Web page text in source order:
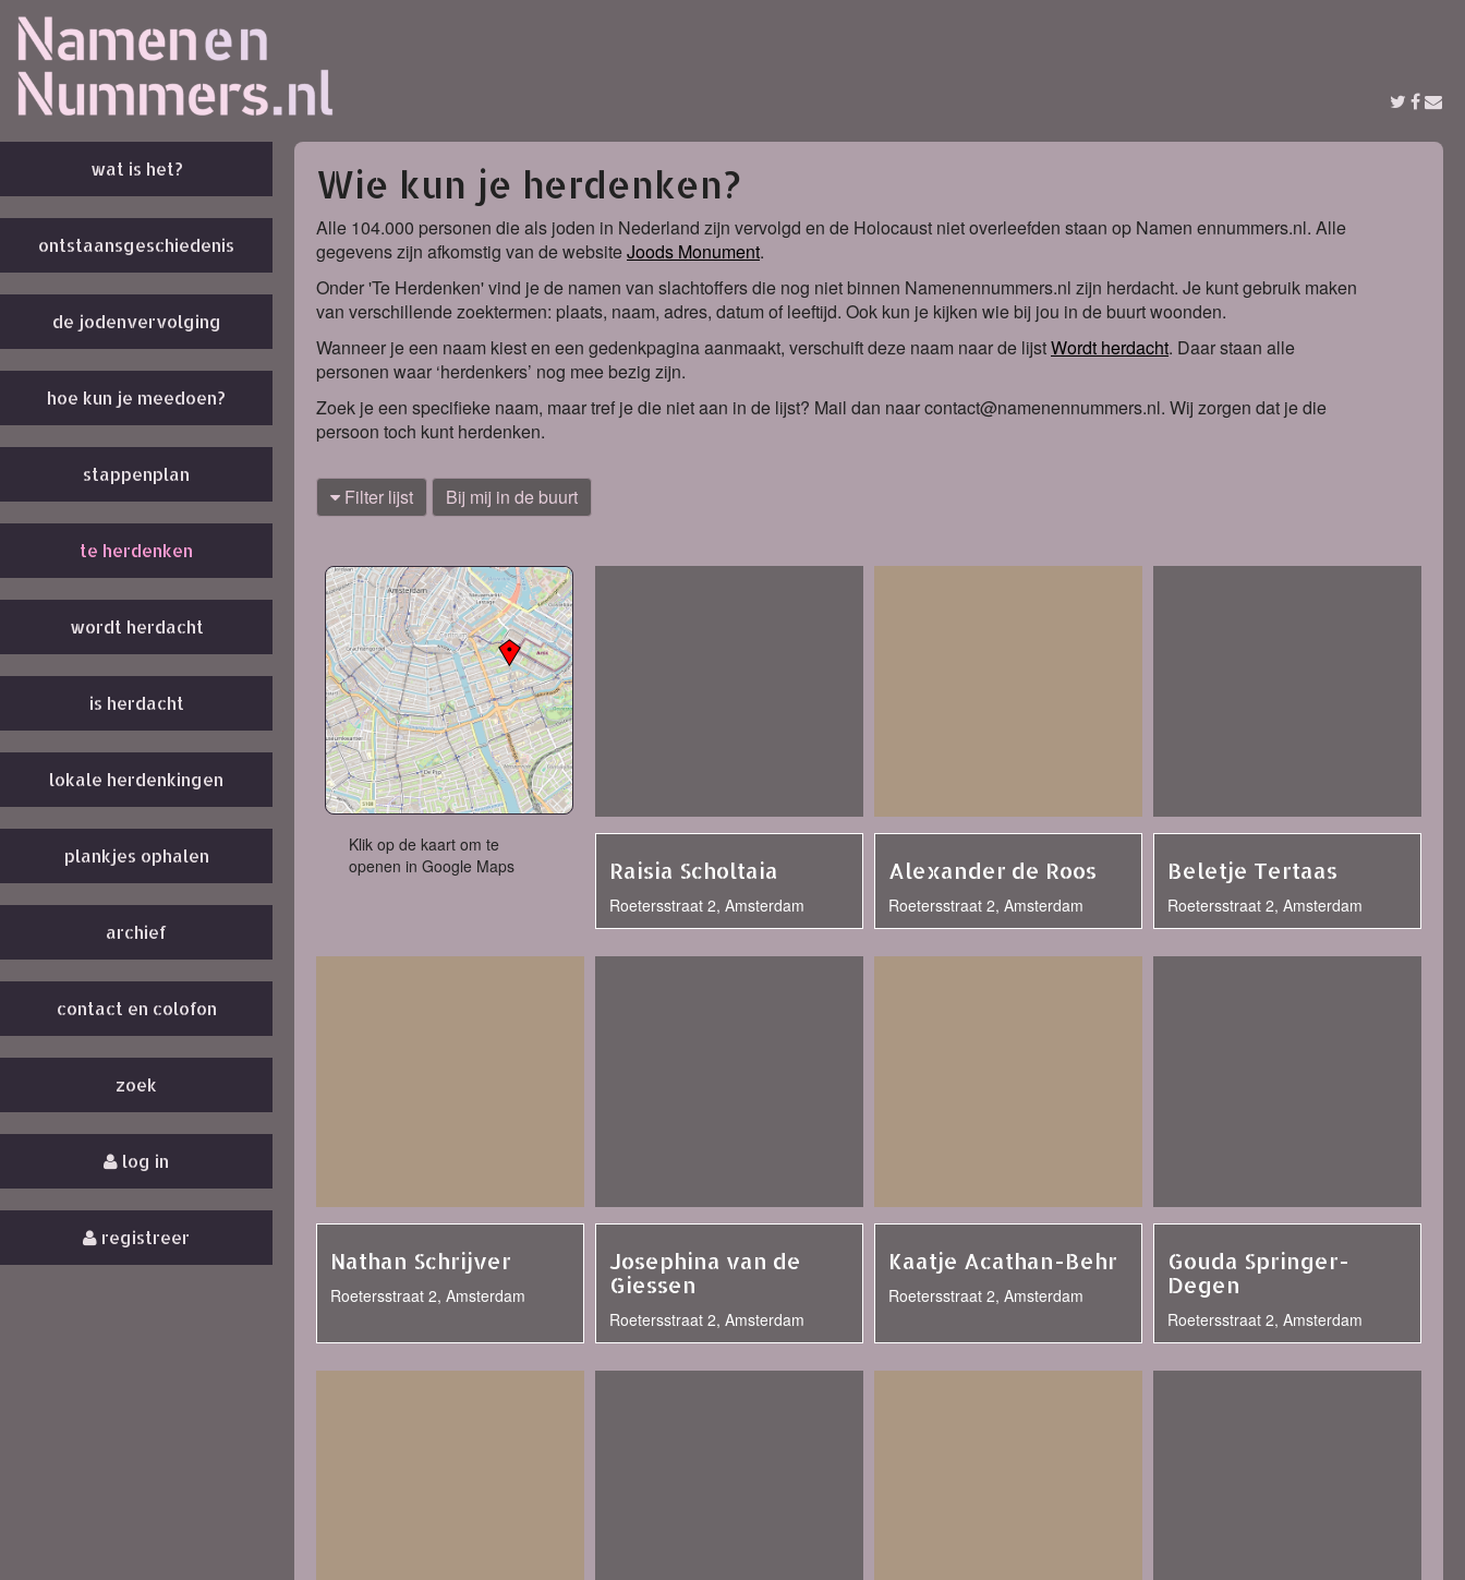
wat is het?
ontstaansgeschiedenis
de jodenvervolging
hoe kun je meedoen?
stappenplan
te herdenken
wordt herdacht
is herdacht
lokale herdenkingen
plankjes ophalen
archief
contact en colofon
zoek
log in
registreer
Wie kun je herdenken?
Alle 104.000 personen die als joden in Nederland zijn vervolgd en de Holocaust niet overleefden staan op Namen ennummers.nl. Alle
gegevens zijn afkomstig van de websiteJoods Monument.
Onder 'Te Herdenken' vind je de namen van slachtoffers die nog niet binnen Namenennummers.nl zijn herdacht. Je kunt gebruik maken
van verschillende zoektermen: plaats, naam, adres, datum of leeftijd. Ook kun je kijken wie bij jou in de buurt woonden.
Wanneer je een naam kiest en een gedenkpagina aanmaakt, verschuift deze naam naar de lijstWordt herdacht. Daar staan alle
personen waar ‘herdenkers’ nog mee bezig zijn.
Zoek je een specifieke naam, maar tref je die niet aan in de lijst? Mail dan naar contact@namenennummers.nl. Wij zorgen dat je die
persoon toch kunt herdenken.
Filter lijst Bij mij in de buurt
Klik op de kaart om te
openen in Google Maps
Raisia Scholtaia
Roetersstraat 2, Amsterdam
Alexander de Roos
Roetersstraat 2, Amsterdam
Beletje Tertaas
Roetersstraat 2, Amsterdam
Nathan Schrijver
Roetersstraat 2, Amsterdam
Josephina van de
Giessen
Roetersstraat 2, Amsterdam
Kaatje Acathan-Behr
Roetersstraat 2, Amsterdam
Gouda Springer-
Degen
Roetersstraat 2, Amsterdam